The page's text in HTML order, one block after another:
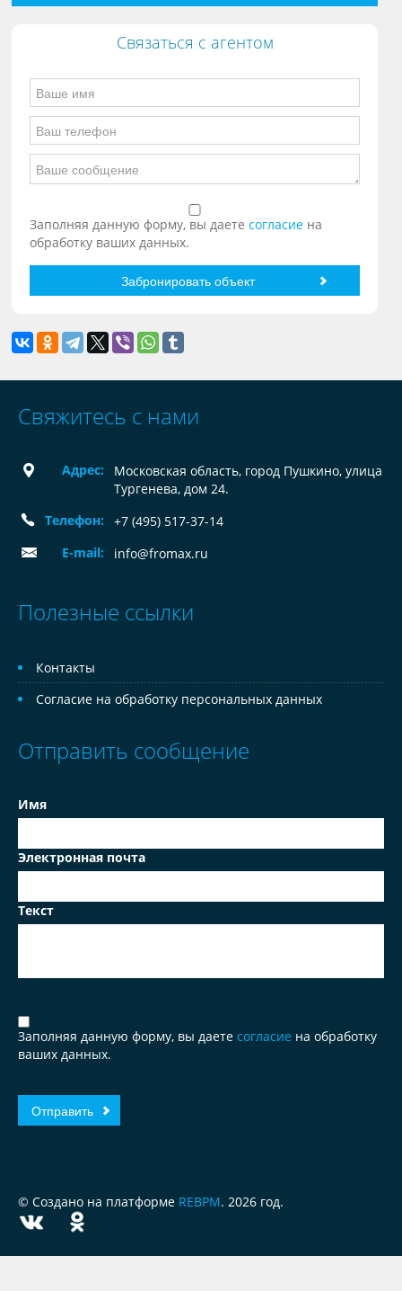
Связаться с агентом
Заполняя данную форму, вы даетесогласие на
обработку ваших данных.
Свяжитесь с нами
Адрес:
Московская область, город Пушкино, улица
Тургенева, дом 24.
Телефон:
+7 (495) 517-37-14
E-mail:
info@fromax.ru
Полезные ссылки
Контакты
Согласие на обработку персональных данных
Отправить сообщение
Имя
Электронная почта
Текст
Заполняя данную форму, вы даете согласие на обработку
ваших данных.
© Создано на платформе REBPM. 2026 год.